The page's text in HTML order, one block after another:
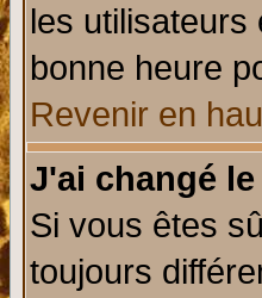
les
bonne heure
Revenir en
J'ai changé
Si vous êtes
toujours